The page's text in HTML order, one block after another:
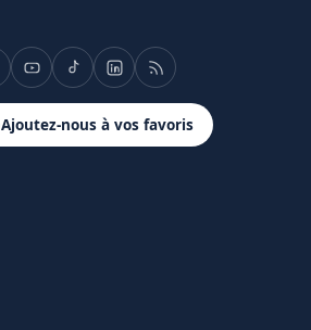
Ajoutez-nous à vos favoris